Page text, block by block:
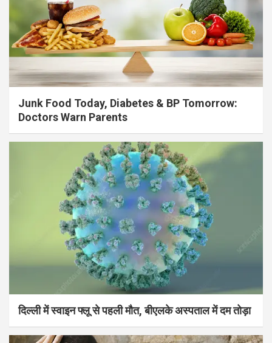
Junk Food Today, Diabetes & BP Tomorrow:
Doctors Warn Parents
दिल्ली में स्वाइन फ्लू से पहली मौत, बीएलके अस्पताल में दम तोड़ा